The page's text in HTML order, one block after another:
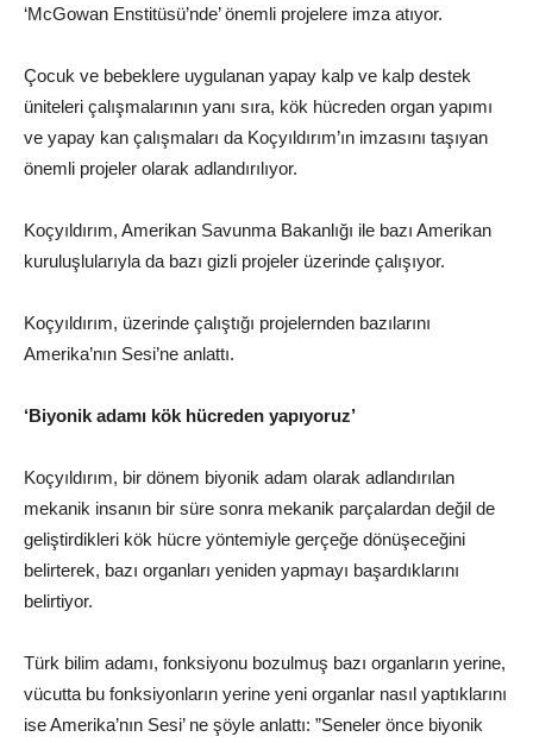
‘McGowan Enstitüsü’nde’ önemli projelere imza atıyor.
Çocuk ve bebeklere uygulanan yapay kalp ve kalp destek
üniteleri çalışmalarının yanı sıra, kök hücreden organ yapımı
ve yapay kan çalışmaları da Koçyıldırım’ın imzasını taşıyan
önemli projeler olarak adlandırılıyor.
Koçyıldırım, Amerikan Savunma Bakanlığı ile bazı Amerikan
kuruluşlularıyla da bazı gizli projeler üzerinde çalışıyor.
Koçyıldırım, üzerinde çalıştığı projelernden bazılarını
Amerika’nın Sesi’ne anlattı.
‘Biyonik adamı kök hücreden yapıyoruz’
Koçyıldırım, bir dönem biyonik adam olarak adlandırılan
mekanik insanın bir süre sonra mekanik parçalardan değil de
geliştirdikleri kök hücre yöntemiyle gerçeğe dönüşeceğini
belirterek, bazı organları yeniden yapmayı başardıklarını
belirtiyor.
Türk bilim adamı, fonksiyonu bozulmuş bazı organların yerine,
vücutta bu fonksiyonların yerine yeni organlar nasıl yaptıklarını
ise Amerika’nın Sesi’ ne şöyle anlattı: ”Seneler önce biyonik